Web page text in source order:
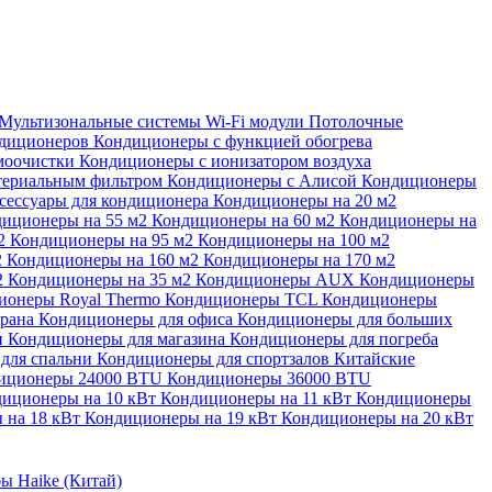
системы Wi-Fi модули Потолочные
Кондиционеры с функцией обогрева
Кондиционеры с ионизатором воздуха
фильтром Кондиционеры с Алисой Кондиционеры
для кондиционера Кондиционеры на 20 м2
на 55 м2 Кондиционеры на 60 м2 Кондиционеры на
Кондиционеры на 95 м2 Кондиционеры на 100 м2
Кондиционеры на 160 м2 Кондиционеры на 170 м2
Кондиционеры на 35 м2 Кондиционеры AUX Кондиционеры
Royal Thermo Кондиционеры TCL Кондиционеры
Кондиционеры для офиса Кондиционеры для больших
Кондиционеры для магазина Кондиционеры для погреба
спальни Кондиционеры для спортзалов Китайские
24000 BTU Кондиционеры 36000 BTU
на 10 кВт Кондиционеры на 11 кВт Кондиционеры
на 18 кВт Кондиционеры на 19 кВт Кондиционеры на 20 кВт
Haike (Китай)